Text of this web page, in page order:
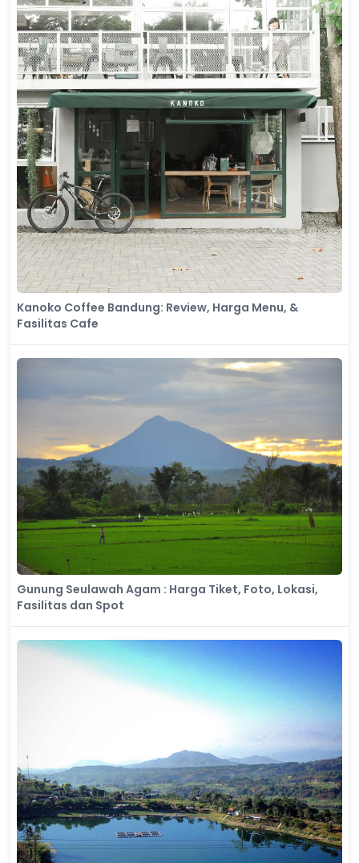
Kanoko Coffee Bandung: Review, Harga Menu, &
Fasilitas Cafe
Gunung Seulawah Agam : Harga Tiket, Foto, Lokasi,
Fasilitas dan Spot